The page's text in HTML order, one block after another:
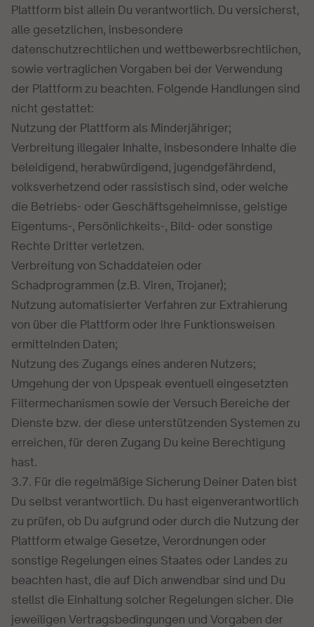
Plattform bist allein Du verantwortlich. Du versicherst,
alle gesetzlichen, insbesondere
datenschutzrechtlichen und wettbewerbsrechtlichen,
sowie vertraglichen Vorgaben bei der Verwendung
der Plattform zu beachten. Folgende Handlungen sind
nicht gestattet:
Nutzung der Plattform als Minderjähriger;
Verbreitung illegaler Inhalte, insbesondere Inhalte die
beleidigend, herabwürdigend, jugendgefährdend,
volksverhetzend oder rassistisch sind, oder welche
die Betriebs- oder Geschäftsgeheimnisse, geistige
Eigentums-, Persönlichkeits-, Bild- oder sonstige
Rechte Dritter verletzen.
Verbreitung von Schaddateien oder
Schadprogrammen (z.B. Viren, Trojaner);
Nutzung automatisierter Verfahren zur Extrahierung
von über die Plattform oder ihre Funktionsweisen
ermittelnden Daten;
Nutzung des Zugangs eines anderen Nutzers;
Umgehung der von Upspeak eventuell eingesetzten
Filtermechanismen sowie der Versuch Bereiche der
Dienste bzw. der diese unterstützenden Systemen zu
erreichen, für deren Zugang Du keine Berechtigung
hast.
3.7. Für die regelmäßige Sicherung Deiner Daten bist
Du selbst verantwortlich. Du hast eigenverantwortlich
zu prüfen, ob Du aufgrund oder durch die Nutzung der
Plattform etwaige Gesetze, Verordnungen oder
sonstige Regelungen eines Staates oder Landes zu
beachten hast, die auf Dich anwendbar sind und Du
stellst die Einhaltung solcher Regelungen sicher. Die
jeweiligen Vertragsbedingungen und Vorgaben der